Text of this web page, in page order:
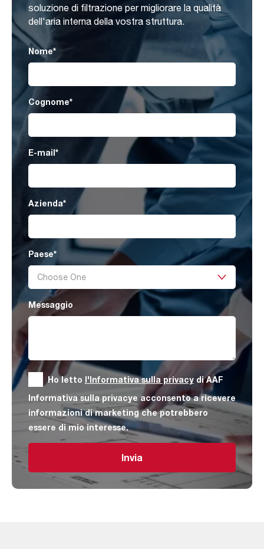
soluzione di filtrazione per migliorare la qualità
dell'aria interna della vostra struttura.
Nome*
Cognome*
E-mail*
Azienda*
Paese*
Messaggio
Ho letto l'Informativa sulla privacydi AAF
Informativa sulla privacye acconsento a ricevere
informazioni di marketing che potrebbero
essere di mio interesse.
Invia